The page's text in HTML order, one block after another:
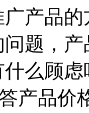
产品
题，
么顾虑
品价